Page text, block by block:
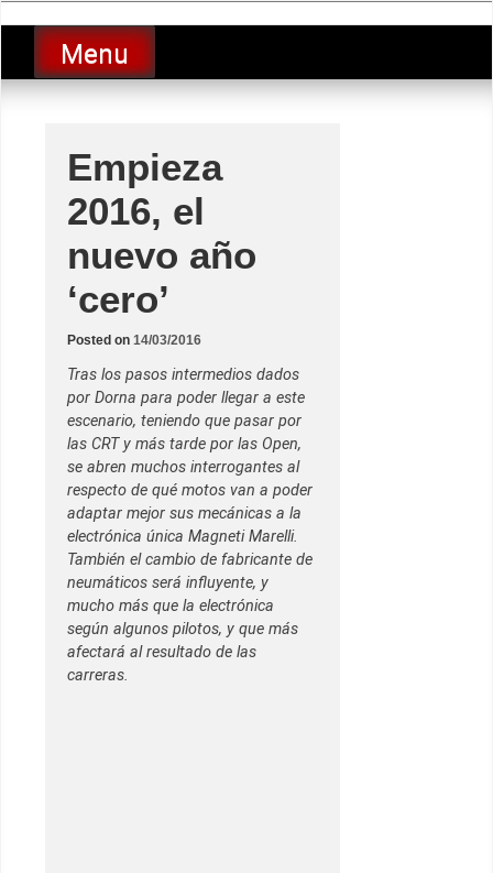
to
contentLucio Lopez GP
luciolopezgp
Menu
Empieza
2016, el
nuevo año
‘cero’
Posted on 14/03/2016
Tras los pasos intermedios dados
por Dorna para poder llegar a este
escenario, teniendo que pasar por
las CRT y más tarde por las Open,
se abren muchos interrogantes al
respecto de qué motos van a poder
adaptar mejor sus mecánicas a la
electrónica única Magneti Marelli.
También el cambio de fabricante de
neumáticos será influyente, y
mucho más que la electrónica
según algunos pilotos, y que más
afectará al resultado de las
carreras.